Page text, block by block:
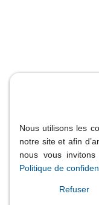
Nous utilisons les
notre site et afin
nous vous
Politique de
Refuser